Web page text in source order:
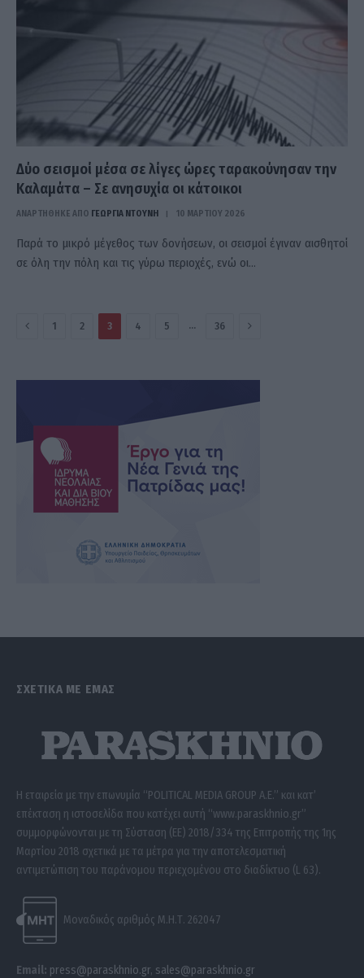
Δύο σεισμοί μέσα σε λίγες ώρες ταρακούνησαν την
Καλαμάτα – Σε ανησυχία οι κάτοικοι
ΑΝΑΡΤΗΘΗΚΕ ΑΠΟ ΓΕΩΡΓΊΑ ΝΤΟΎΝΗ 10 ΜΑΡΤΊΟΥ 2026
Παρά το μικρό μέγεθος των δονήσεων, οι σεισμοί έγιναν αισθητοί
σε όλη την πόλη και τις γύρω περιοχές, ενώ οι…
Πίσω1 2 3 4 5 … 36 Επόμενο
ΣΧΕΤΙΚΑ ΜΕ ΕΜΑΣ
Η εταιρεία με την επωνυμία “POLITICAL MEDIA GROUP A.E.” και κατ’
επέκταση η ιστοσελίδα που κατέχει αυτή “www.paraskhnio.gr”
συμμορφώνονται με τη Σύσταση (ΕΕ) 2018/334 της Επιτροπής της 1ης
Μαρτίου 2018 σχετικά με τα μέτρα για την αποτελεσματική
αντιμετώπιση του παράνομου περιεχομένου στο διαδίκτυο (L 63).
Μοναδικός αριθμός Μ.Η.Τ. 262047
Email: press@paraskhnio.gr, sales@paraskhnio.gr